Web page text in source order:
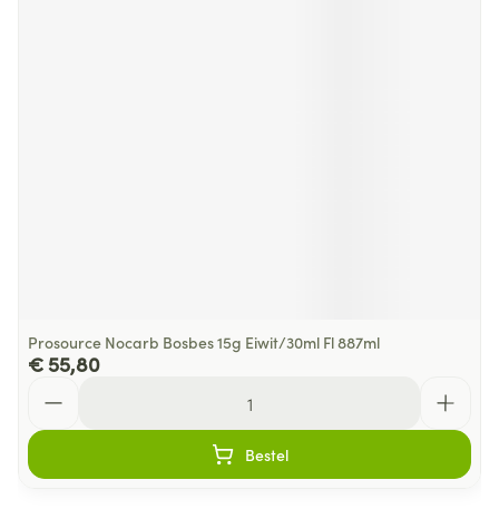
Prosource Nocarb Bosbes 15g Eiwit/30ml Fl 887ml
€ 55,80
Bestel